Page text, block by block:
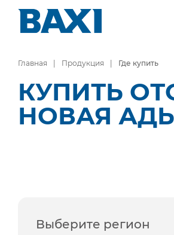
Главная Продукция Где купить
КУПИТЬ
НОВАЯ
Выберите регион